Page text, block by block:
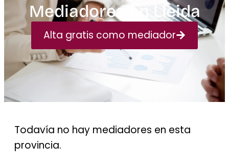
Mediadores en Lleida
Alta gratis como mediador
Todavía no hay mediadores en esta
provincia.